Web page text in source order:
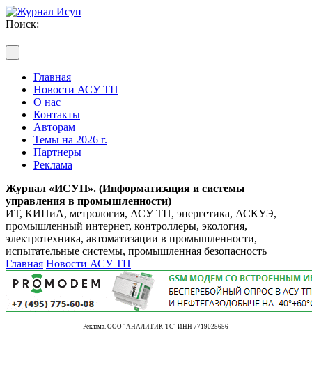
Поиск:
Главная
Новости АСУ ТП
О нас
Контакты
Авторам
Темы на 2026 г.
Партнеры
Реклама
Журнал «ИСУП». (Информатизация и системы
управления в промышленности)
ИТ, КИПиА, метрология, АСУ ТП, энергетика, АСКУЭ,
промышленный интернет, контроллеры, экология,
электротехника, автоматизации в промышленности,
испытательные системы, промышленная безопасность
Главная Новости АСУ ТП
Реклама. ООО "АНАЛИТИК-ТС" ИНН 7719025656